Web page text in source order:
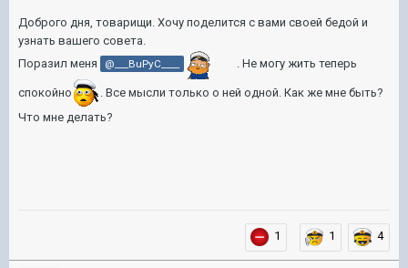
Доброго дня, товарищи. Хочу поделится с вами своей бедой и
узнать вашего совета.
Поразил меня
@___BuPyC____ . Не могу жить теперь
спокойно
. Все мысли только о ней одной. Как же мне быть?
Что мне делать?
1 1 4